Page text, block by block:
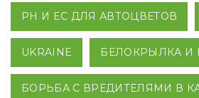
PH И EC ДЛЯ АВТОЦВЕТОВ
UKRAINE БЕЛОКРЫЛКА И
БОРЬБА С ВРЕДИТЕЛЯМИ В